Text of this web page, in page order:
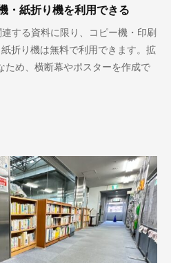
・紙折り機を利用できる
する資料に限り、コピー機・印刷
折り機は無料で利用できます。拡
ため、横断幕やポスターを作成で